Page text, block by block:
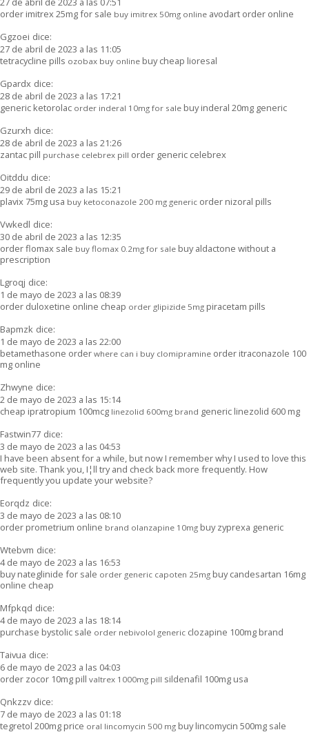
order imitrex 25mg for sale buy imitrex 50mg online avodart order online
Ggzoei dice:
27 de abril de 2023 a las 11:05
tetracycline pills ozobax buy online buy cheap lioresal
Gpardx dice:
28 de abril de 2023 a las 17:21
generic ketorolac order inderal 10mg for sale buy inderal 20mg generic
Gzurxh dice:
28 de abril de 2023 a las 21:26
zantac pill purchase celebrex pill order generic celebrex
Oitddu dice:
29 de abril de 2023 a las 15:21
plavix 75mg usa buy ketoconazole 200 mg generic order nizoral pills
Vwkedl dice:
30 de abril de 2023 a las 12:35
order flomax sale buy flomax 0.2mg for sale buy aldactone without a
prescription
Lgroqj dice:
1 de mayo de 2023 a las 08:39
order duloxetine online cheap order glipizide 5mg piracetam pills
Bapmzk dice:
1 de mayo de 2023 a las 22:00
betamethasone order where can i buy clomipramine order itraconazole 100
mg online
Zhwyne dice:
2 de mayo de 2023 a las 15:14
cheap ipratropium 100mcg linezolid 600mg brand generic linezolid 600 mg
Fastwin77 dice:
3 de mayo de 2023 a las 04:53
I have been absent for a while, but now I remember why I used to love this
web site. Thank you, I¦ll try and check back more frequently. How
frequently you update your website?
Eorqdz dice:
3 de mayo de 2023 a las 08:10
order prometrium online brand olanzapine 10mg buy zyprexa generic
Wtebvm dice:
4 de mayo de 2023 a las 16:53
buy nateglinide for sale order generic capoten 25mg buy candesartan 16mg
online cheap
Mfpkqd dice:
4 de mayo de 2023 a las 18:14
purchase bystolic sale order nebivolol generic clozapine 100mg brand
Taivua dice:
6 de mayo de 2023 a las 04:03
order zocor 10mg pill valtrex 1000mg pill sildenafil 100mg usa
Qnkzzv dice:
7 de mayo de 2023 a las 01:18
tegretol 200mg price oral lincomycin 500 mg buy lincomycin 500mg sale